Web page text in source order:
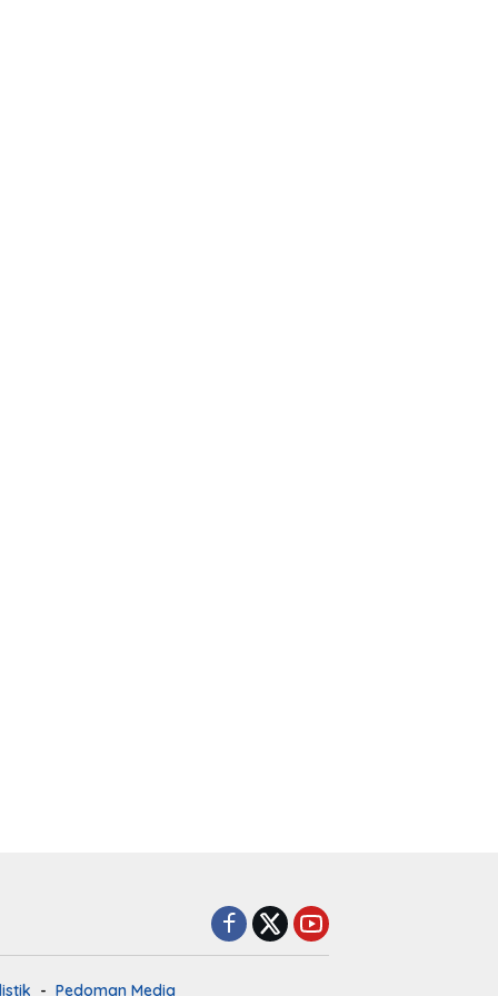
Pedoman Media